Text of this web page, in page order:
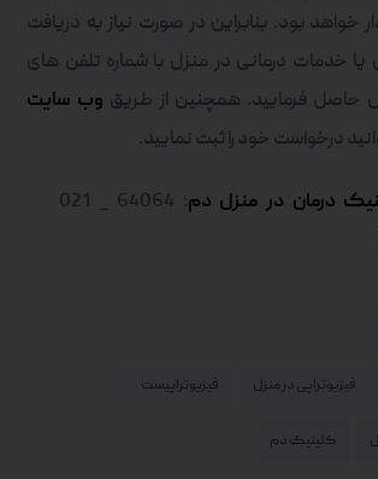
خواهد بود. بنابراین در صورت نیاز به دریافت
یا خدمات درمانی در منزل با شماره تلفن های
فرمایید. همچنین از طریق وب سایت
درخواست خود را ثبت نمایید.
درمان در منزل دم
فیزیوتراپی در منزل فیزیوتراپیست
کلینیک دم